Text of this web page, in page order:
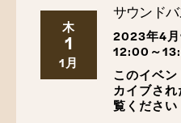
木
1
1月
サウンドバ
2023年4月
12:00～
このイベ
カイブさ
覧ください